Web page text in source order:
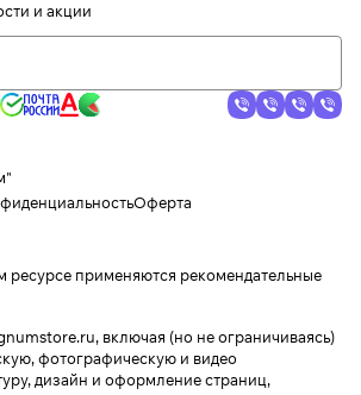
и акции
Оферта
применяются рекомендательные
включая (но не ограничиваясь)
фотографическую и видео
дизайн и оформление страниц,